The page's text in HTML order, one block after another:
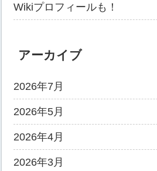
Wikiプロフィールも！
アーカイブ
2026年7月
2026年5月
2026年4月
2026年3月